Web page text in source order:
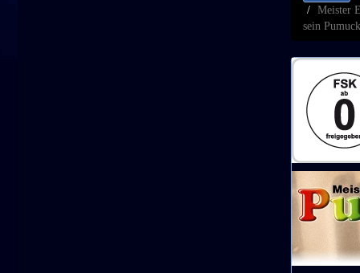
Meister
sein